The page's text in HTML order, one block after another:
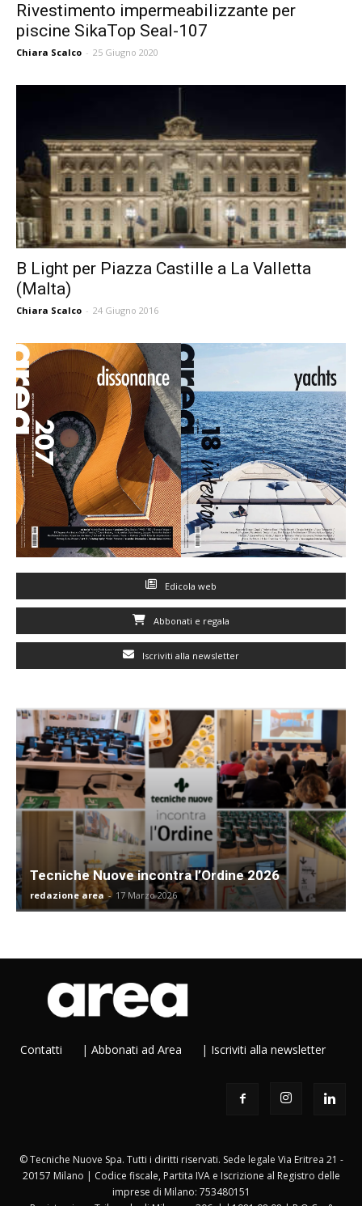
Rivestimento impermeabilizzante per
piscine SikaTop Seal-107
Chiara Scalco - 25 Giugno 2020
B Light per Piazza Castille a La Valletta
(Malta)
Chiara Scalco - 24 Giugno 2016
Edicola web
Abbonati e regala
Iscriviti alla newsletter
Tecniche Nuove incontra l’Ordine 2026
redazione area - 17 Marzo 2026
Contatti | Abbonati ad Area | Iscriviti alla newsletter
© Tecniche Nuove Spa. Tutti i diritti riservati. Sede legale Via Eritrea 21 -
20157 Milano | Codice fiscale, Partita IVA e Iscrizione al Registro delle
imprese di Milano: 753480151